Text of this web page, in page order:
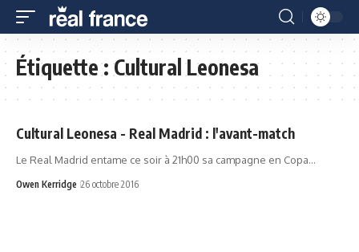
Étiquette :Cultural Leonesa
Cultural Leonesa - Real Madrid : l'avant-match
Le Real Madrid entame ce soir à 21h00 sa campagne en Copa…
Owen Kerridge 26 octobre 2016